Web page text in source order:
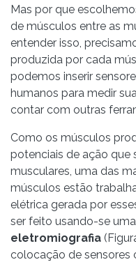
Mas por que
de músculos entre as
entender isso,
produzida por cada
podemos inserir
humanos para medir
contar com outras
Como os músculos
potenciais de ação que
musculares, uma das
músculos estão
elétrica gerada por
ser feito usando-se
eletromiografia
colocação de sensores